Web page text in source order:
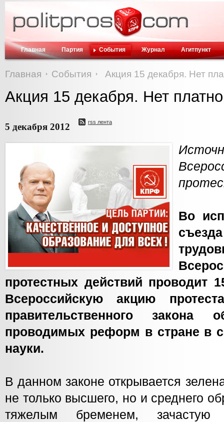
Главная Партия События Журнал Агитпункт
Главная События Акция 15 декабря. Нет
Акция 15 декабря. Нет
5 декабря 2012 rss лента
Во
протестных действий проводит
Всероссийскую акцию
правительственного закона
проводимых реформ в стране в
науки.
В данном законе открывается
не только высшего, но и среднего
тяжелым бременем, зачастую